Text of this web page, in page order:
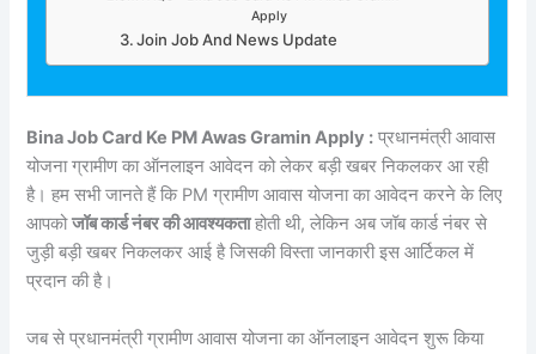
Apply
Join Job And News Update
Bina Job Card Ke PM Awas Gramin Apply : प्रधानमंत्री आवास
योजना ग्रामीण का ऑनलाइन आवेदन को लेकर बड़ी खबर निकलकर आ रही
है। हम सभी जानते हैं कि PM ग्रामीण आवास योजना का आवेदन करने के लिए
आपकोजॉब कार्ड नंबर की आवश्यकताहोती थी, लेकिन अब जॉब कार्ड नंबर से
जुड़ी बड़ी खबर निकलकर आई है जिसकी विस्ता जानकारी इस आर्टिकल में
प्रदान की है।
जब से प्रधानमंत्री ग्रामीण आवास योजना का ऑनलाइन आवेदन शुरू किया